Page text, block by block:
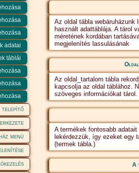
adatai
táblái
telepítő
menü
Az oldal tábla webáruházunk
használt adattáblája. A tárol
méretének kordában
megjelenítés lassulásának
Az oldal_tartalom tábla
kapcsolja az oldal táblához.
szöveges információkat tárol.
A termékek fontosabb
lekérdezzük, így ezeket egy
(termek tábla.)
A